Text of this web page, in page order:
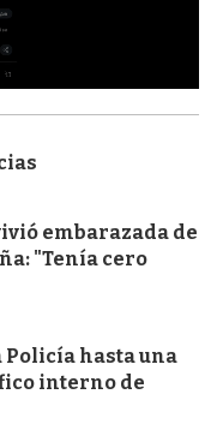
embarazada de
"Tenía cero
hasta una
interno de